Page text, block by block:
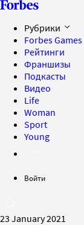
Рубрики
Forbes Games
Рейтинги
Франшизы
Подкасты
Видео
Life
Woman
Sport
Young
Войти
23 January 2021